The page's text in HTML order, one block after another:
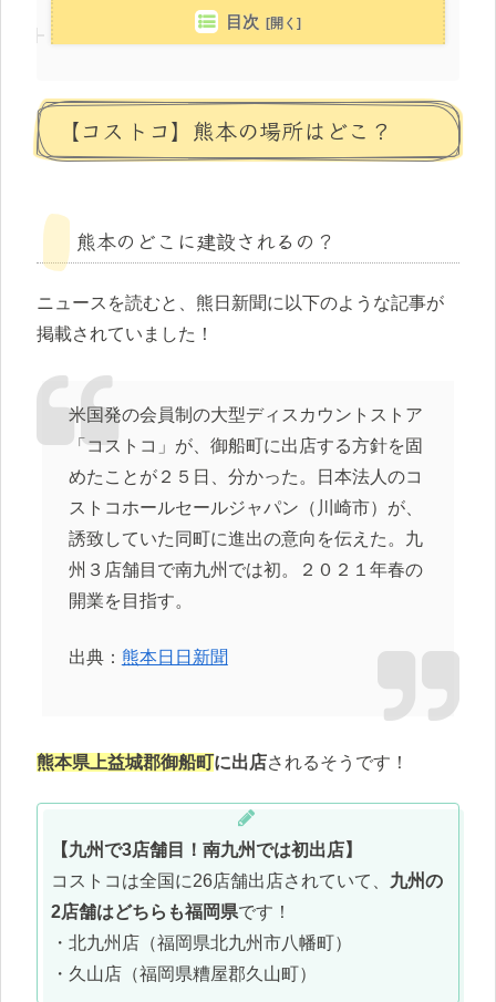
目次
【コストコ】熊本の場所はどこ？
熊本のどこに建設されるの？
ニュースを読むと、熊日新聞に以下のような記事が
掲載されていました！
米国発の会員制の大型ディスカウントストア
「コストコ」が、御船町に出店する方針を固
めたことが２５日、分かった。日本法人のコ
ストコホールセールジャパン（川崎市）が、
誘致していた同町に進出の意向を伝えた。九
州３店舗目で南九州では初。２０２１年春の
開業を目指す。
出典： 熊本日日新聞
熊本県上益城郡御船町に出店されるそうです！
【九州で3店舗目！南九州では初出店】
コストコは全国に26店舗出店されていて、 九州の
2店舗はどちらも福岡県です！
・北九州店（福岡県北九州市八幡町）
・久山店（福岡県糟屋郡久山町）